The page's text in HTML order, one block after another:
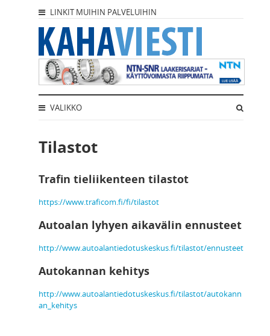
LINKIT MUIHIN PALVELUIHIN
VALIKKO
Tilastot
Trafin tieliikenteen tilastot
https://www.traficom.fi/fi/tilastot
Autoalan lyhyen aikavälin ennusteet
http://www.autoalantiedotuskeskus.fi/tilastot/ennusteet
Autokannan kehitys
http://www.autoalantiedotuskeskus.fi/tilastot/autokann
an_kehitys